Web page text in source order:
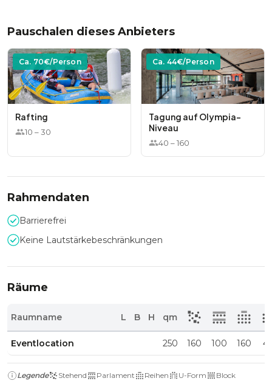
Pauschalen dieses Anbieters
Ca. 70€/Person
Rafting
10 –30
Ca. 44€/Person
Tagung auf Olympia-
Niveau
40 –160
Rahmendaten
Barrierefrei
Keine Lautstärkebeschränkungen
Räume
Raumname L B H qm
Eventlocation 250 160 100 160
Legende Stehend Parlament Reihen U-Form
Block